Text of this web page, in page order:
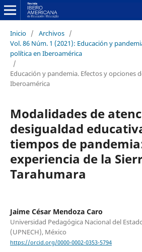
Inicio / Archivos /
Vol. 86 Núm. 1 (2021): Educación y
política en Iberoamérica
/
Educación y pandemia. Efectos y opciones
Iberoamérica
Modalidades de
desigualdad
tiempos de
experiencia de la
Tarahumara
Jaime César Mendoza Caro
Universidad Pedagógica Nacional del
(UPNECH), México
https://orcid.org/0000-0002-0353-5794